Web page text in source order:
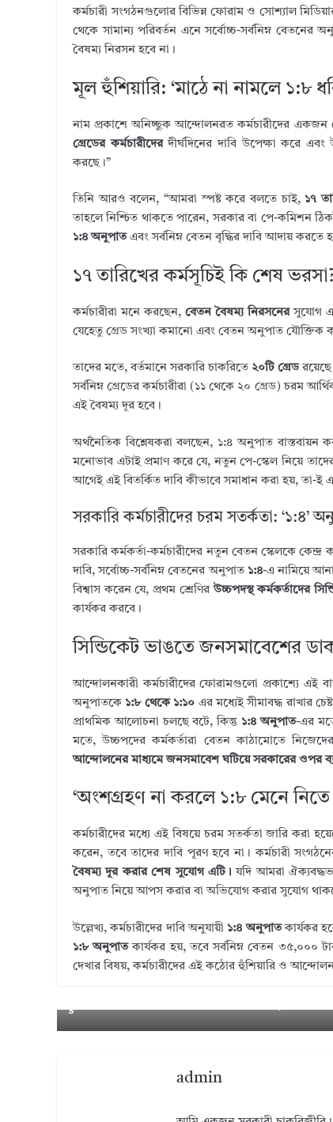
কর্মচারী সংগঠনগুলোর বিভিন্ন ফোরাম ও সোশ্যাল
থেকে সামান্য পরিবর্তন এনে সর্বোচ্চ-সর্বনিম্ন বেতনের
বৈষম্য নিরসন হবে না।
মূল হুঁশিয়ারি: ‘মাঠে না নামলে ১:৮
নাম প্রকাশে অনিচ্ছুক আন্দোলনরত কর্মচারীদের একজন
গ্রেডের কর্মচারীদেরদীর্ঘদিনের দাবি উপেক্ষা করে
করছে।”
তিনি আরও বলেন, “আমরা স্পষ্ট করে বলতে চাই, ১৭
তাহলে নিশ্চিত থাকতে পারেন, সরকার বা পে-কমিশন
১:৪ অনুপাতএবং সর্বনিম্ন বেতন বৃদ্ধির দাবি আদায়
১৭ তারিখের কর্মসূচিই কি শেষ
কর্মচারীরা মনে করছেন,বেতন বৈষম্য নিরসনেরসুযোগ
যেহেতু গ্রেড সংখ্যা কমানো এবং বেতন অনুপাত যৌক্তিক
তাদের মতে, বর্তমানে সরকারি চাকরিতে ২০টি গ্রেডরয়েছে
সর্বনিম্ন গ্রেডের কর্মচারীরা (১১ থেকে ২০ গ্রেড) চরম
এই বৈষম্য দূর হবে।
অর্থনৈতিক বিশ্লেষকরা বলছেন, ১:৪ অনুপাত
মনোভাব এটাই প্রমাণ করে যে, নতুন পে-স্কেল নিয়ে
আগেই এই বিতর্কিত দাবি কীভাবে সমাধান করা হয়, তা-ই
সরকারি কর্মচারীদের চরম সতর্কতা:
সরকারি কর্মকর্তা-কর্মচারীদের নতুন বেতন স্কেলকে
দাবি, সর্বোচ্চ-সর্বনিম্ন বেতনের অনুপাত ১:৪-এ নামিয়ে
বিশ্বাস করেন যে, প্রথম শ্রেণিরউচ্চপদস্থ কর্মকর্তাদের
কার্যকর করবে।
সিন্ডিকেট ভাঙতে জনসমাবেশের
আন্দোলনকারী কর্মচারীদের ফোরামগুলো প্রকাশ্যে এই
অনুপাতকে ১:৮ থেকে ১:১০ এর মধ্যেই সীমাবদ্ধ রাখার
প্রাথমিক আলোচনা চলছে বটে, কিন্তু ১:৪ অনুপাত-এর
মতে, উচ্চপদের কর্মকর্তারা বেতন কাঠামোতে
আন্দোলনের মাধ্যমে জনসমাবেশ ঘটিয়ে সরকারের ওপর
‘অংশগ্রহণ না করলে ১:৮ মেনে নিতে
কর্মচারীদের মধ্যে এই বিষয়ে চরম সতর্কতা জারি করা
করেন, তবে তাদের দাবি পূরণ হবে না। কর্মচারী
বৈষম্য দূর করার শেষ সুযোগ এটি। যদি আমরা
অনুপাত নিয়ে আপস করার বা অভিযোগ করার সুযোগ
উল্লেখ্য, কর্মচারীদের দাবি অনুযায়ী ১:৪ অনুপাতকার্যকর
১:৮ অনুপাতকার্যকর হয়, তবে সর্বনিম্ন বেতন ৩৫,০০০
দেখার বিষয়, কর্মচারীদের এই কঠোর হুঁশিয়ারি ও
s
admin